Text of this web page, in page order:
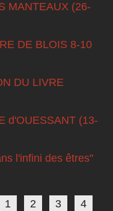
MANTEAUX (26-
DE BLOIS 8-10
DU LIVRE
d'OUESSANT (13-
l'infini des êtres"
1 2 3 4